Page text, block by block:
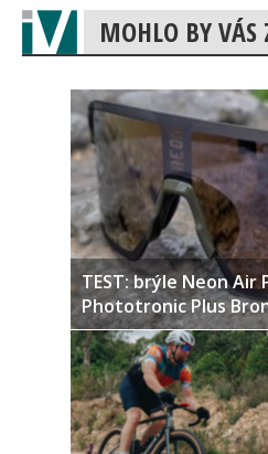
MOHLO BY
TEST: brýle Neon Air
Phototronic Plus